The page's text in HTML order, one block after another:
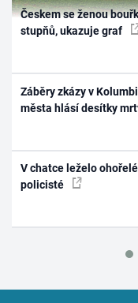
Českem se ženou
stupňů, ukazuje graf
Záběry zkázy v
města hlásí desítky
V chatce leželo
policisté